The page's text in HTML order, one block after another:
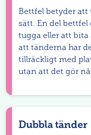
Bettfel betyder
sätt. En del
tugga eller att
att tänderna har
tillräckligt med
utan att det gör
Dubbla tänder